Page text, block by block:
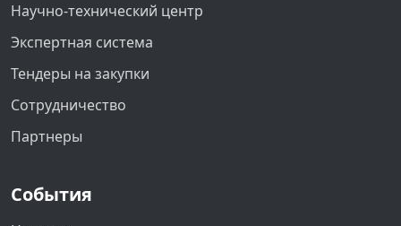
Научно-технический центр
Экспертная система
Тендеры на закупки
Сотрудничество
Партнеры
События